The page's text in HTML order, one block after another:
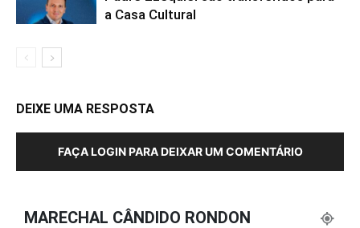
a Casa Cultural
DEIXE UMA RESPOSTA
FAÇA LOGIN PARA DEIXAR UM COMENTÁRIO
MARECHAL CÂNDIDO RONDON